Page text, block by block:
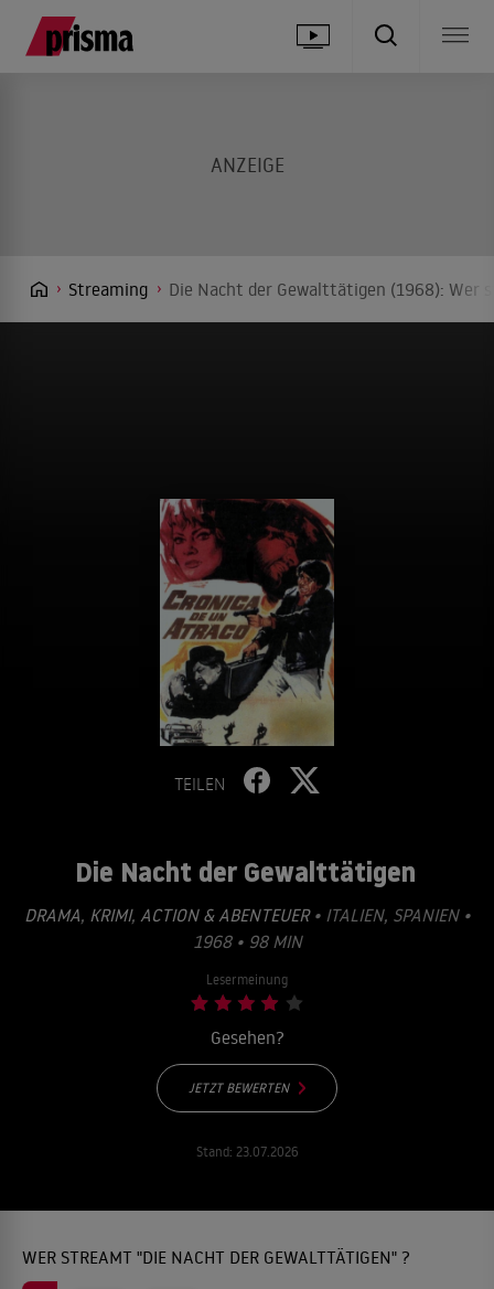
Streaming Die Nacht der Gewalttätigen (1968): Wer
TEILEN
Die Nacht der Gewalttätigen
DRAMA, KRIMI, ACTION & ABENTEUER• ITALIEN, SPANIEN •
1968 • 98 MIN
Lesermeinung
Gesehen?
JETZT BEWERTEN
Stand: 23.07.2026
WER STREAMT "DIE NACHT DER GEWALTTÄTIGEN" ?